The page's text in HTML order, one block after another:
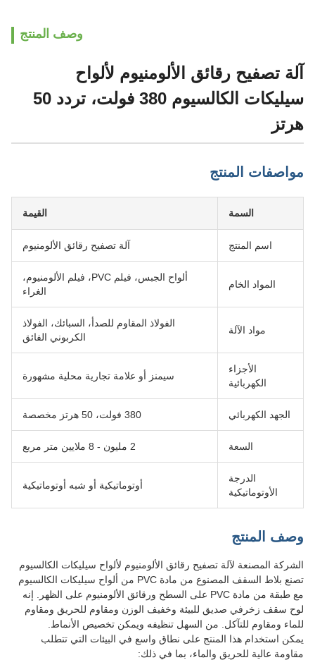
وصف المنتج
آلة تصفيح رقائق الألومنيوم لألواح
سيليكات الكالسيوم 380 فولت، تردد 50
هرتز
مواصفات المنتج
السمة القيمة
اسم المنتج آلة تصفيح رقائق الألومنيوم
المواد الخام
ألواح الجبس، فيلم PVC، فيلم الألومنيوم،
الغراء
مواد الآلة
الفولاذ المقاوم للصدأ، السبائك، الفولاذ
الكربوني الفائق
الأجزاء
الكهربائية
سيمنز أو علامة تجارية محلية مشهورة
الجهد الكهربائي 380 فولت، 50 هرتز مخصصة
السعة 2 مليون - 8 ملايين متر مربع
الدرجة
الأوتوماتيكية
أوتوماتيكية أو شبه أوتوماتيكية
وصف المنتج
الشركة المصنعة لآلة تصفيح رقائق الألومنيوم لألواح سيليكات الكالسيوم
تصنع بلاط السقف المصنوع من مادة PVC من ألواح سيليكات الكالسيوم
مع طبقة من مادة PVC على السطح ورقائق الألومنيوم على الظهر. إنه
لوح سقف زخرفي صديق للبيئة وخفيف الوزن ومقاوم للحريق ومقاوم
للماء ومقاوم للتآكل. من السهل تنظيفه ويمكن تخصيص الأنماط.
يمكن استخدام هذا المنتج على نطاق واسع في البيئات التي تتطلب
مقاومة عالية للحريق والماء، بما في ذلك: